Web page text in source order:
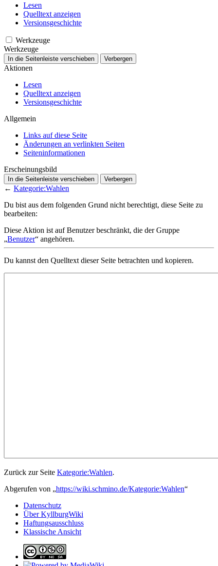
Lesen
Quelltext anzeigen
Versionsgeschichte
Werkzeuge
Werkzeuge
In die Seitenleiste verschieben Verbergen
Aktionen
Lesen
Quelltext anzeigen
Versionsgeschichte
Allgemein
Links auf diese Seite
Änderungen an verlinkten Seiten
Seiten­­informationen
Erscheinungsbild
In die Seitenleiste verschieben Verbergen
← Kategorie:Wahlen
Du bist aus dem folgenden Grund nicht berechtigt, diese Seite zu
bearbeiten:
Diese Aktion ist auf Benutzer beschränkt, die der Gruppe
„Benutzer“ angehören.
Du kannst den Quelltext dieser Seite betrachten und kopieren.
Zurück zur Seite Kategorie:Wahlen.
Abgerufen von „https://wiki.schmino.de/Kategorie:Wahlen“
Datenschutz
Über KyllburgWiki
Haftungsausschluss
Klassische Ansicht